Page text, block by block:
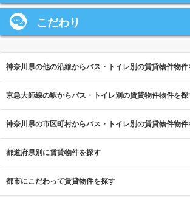
こだわり
神奈川県の他の沿線からバス・トイレ別の賃貸物件物件
京急大師線の駅からバス・トイレ別の賃貸物件物件を探
神奈川県の市区町村からバス・トイレ別の賃貸物件物件
都道府県別に賃貸物件を探す
都市にこだわって賃貸物件を探す